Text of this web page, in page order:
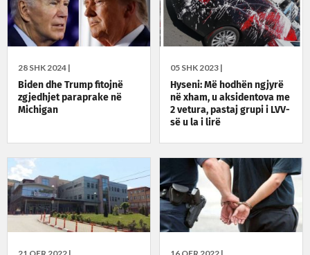
28 SHK 2024 |
Biden dhe Trump fitojnë
zgjedhjet paraprake në
Michigan
05 SHK 2023 |
Hyseni: Më hodhën ngjyrë
në xham, u aksidentova me
2 vetura, pastaj grupi i LVV-
së u la i lirë